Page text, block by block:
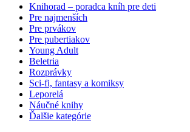
Knihorad – poradca kníh pre deti
Pre najmenších
Pre prvákov
Pre pubertiakov
Young Adult
Beletria
Rozprávky
Sci-fi, fantasy a komiksy
Leporelá
Náučné knihy
Ďalšie kategórie